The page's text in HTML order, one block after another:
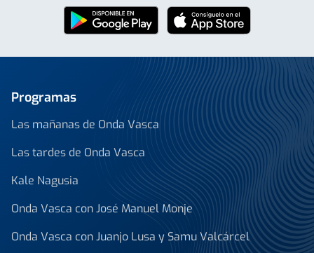
Programas
Las mañanas de Onda Vasca
Las tardes de Onda Vasca
Kale Nagusia
Onda Vasca con José Manuel Monje
Onda Vasca con Juanjo Lusa y Samu Valcárcel